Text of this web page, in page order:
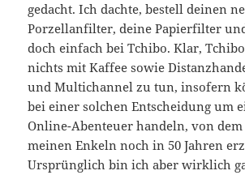
gedacht. Ich dachte, bestell deinen
Porzellanfilter, deine Papierfilter
doch einfach bei Tchibo. Klar,
nichts mit Kaffee sowie
und Multichannel zu tun, insofern
bei einer solchen Entscheidung um
Online-Abenteuer handeln, von dem
meinen Enkeln noch in 50 Jahren
Ursprünglich bin ich aber wirklich